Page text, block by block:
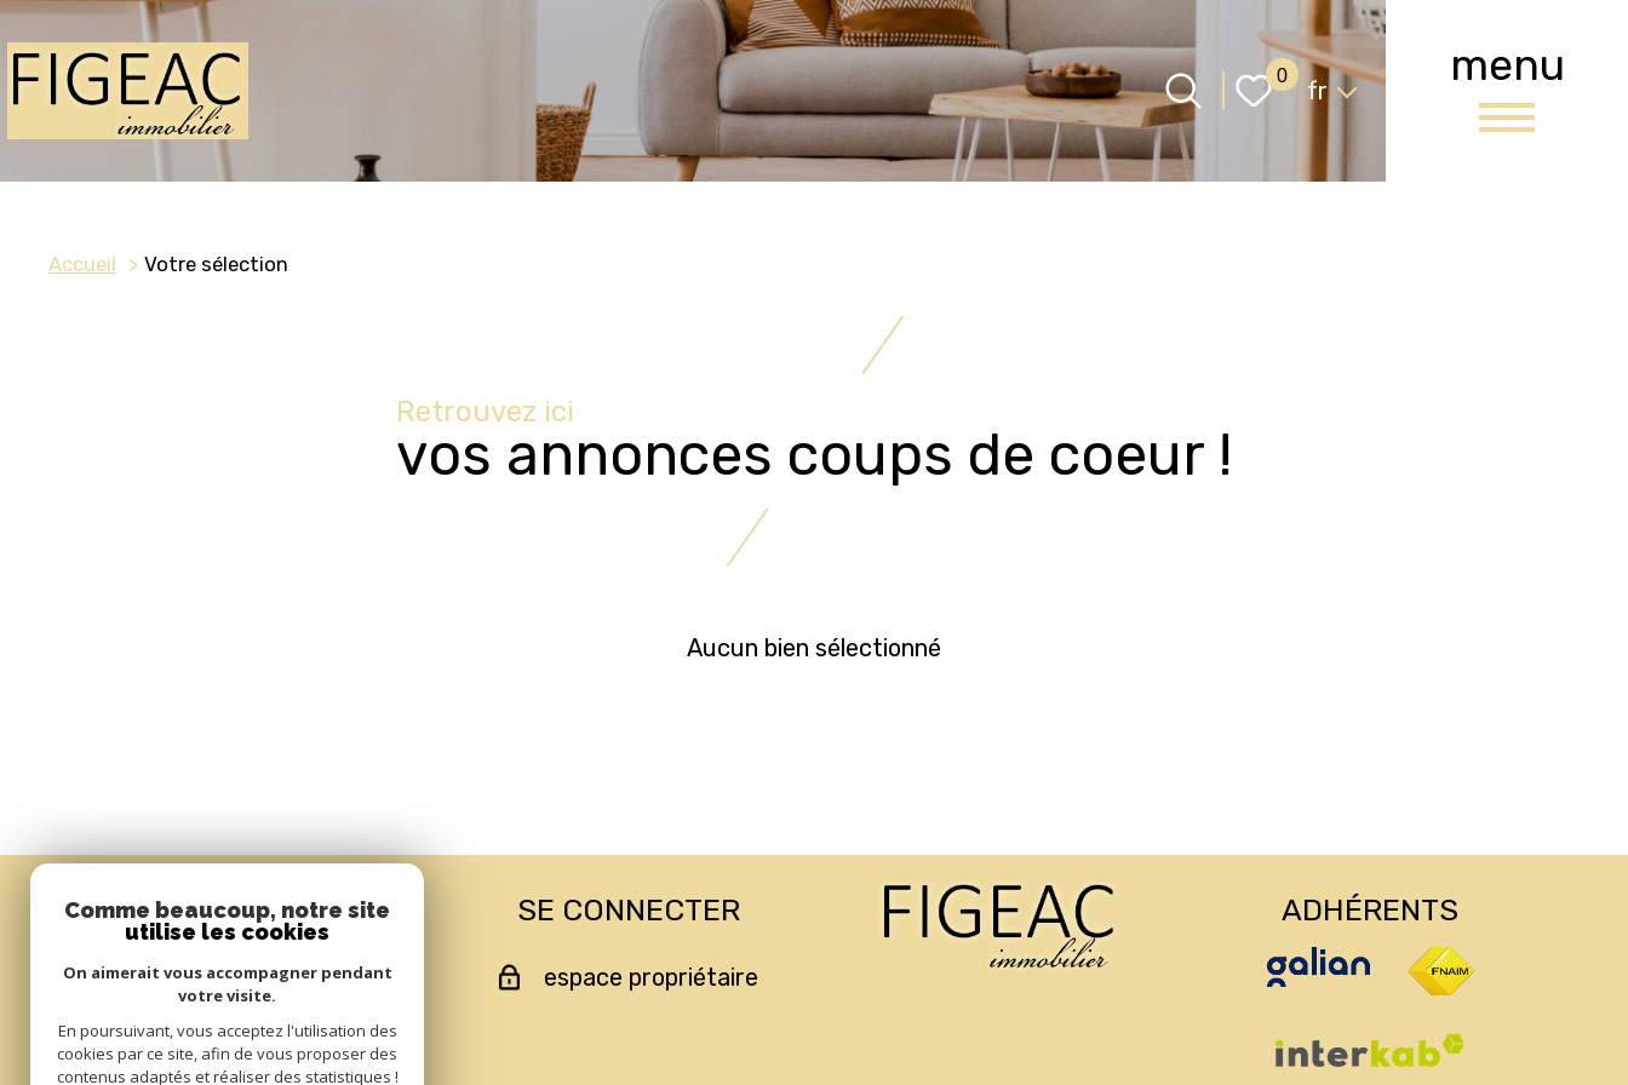
menu
0 Langue
fr
Accueil Votre sélection
Retrouvez ici
vos annonces coups de coeur !
Aucun bien sélectionné
SE CONNECTER
espace propriétaire
ADHÉRENTS
Comme beaucoup, notre site
utilise les cookies
On aimerait vous accompagner pendant
votre visite.
En poursuivant, vous acceptez l'utilisation des
cookies par ce site, afin de vous proposer des
contenus adaptés et réaliser des statistiques !